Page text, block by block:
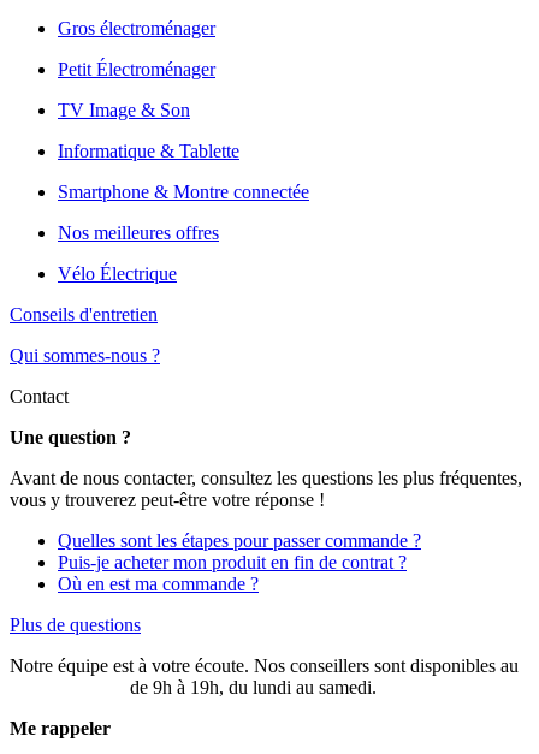
Gros électroménager
Petit Électroménager
TV Image & Son
Informatique & Tablette
Smartphone & Montre connectée
Nos meilleures offres
Vélo Électrique
Conseils d'entretien
Qui sommes-nous ?
Contact
Une question ?
Avant de nous contacter, consultez les questions les plus fréquentes,
vous y trouverez peut-être votre réponse !
Quelles sont les étapes pour passer commande ?
Puis-je acheter mon produit en fin de contrat ?
Où en est ma commande ?
Plus de questions
Notre équipe est à votre écoute. Nos conseillers sont disponibles au
de 9h à 19h, du lundi au samedi.
Me rappeler